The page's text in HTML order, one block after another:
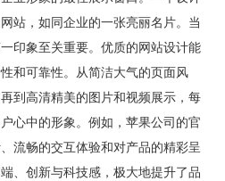
站，如同企业的一张亮丽名片。当
印象至关重要。优质的网站设计能
和可靠性。从简洁大气的页面风
到高清精美的图片和视频展示，每
心中的形象。例如，苹果公司的官
流畅的交互体验和对产品的精彩呈
、创新与科技感，极大地提升了品